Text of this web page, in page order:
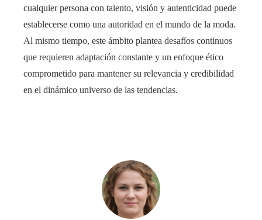
cualquier persona con talento, visión y autenticidad puede
establecerse como una autoridad en el mundo de la moda.
Al mismo tiempo, este ámbito plantea desafíos continuos
que requieren adaptación constante y un enfoque ético
comprometido para mantener su relevancia y credibilidad
en el dinámico universo de las tendencias.